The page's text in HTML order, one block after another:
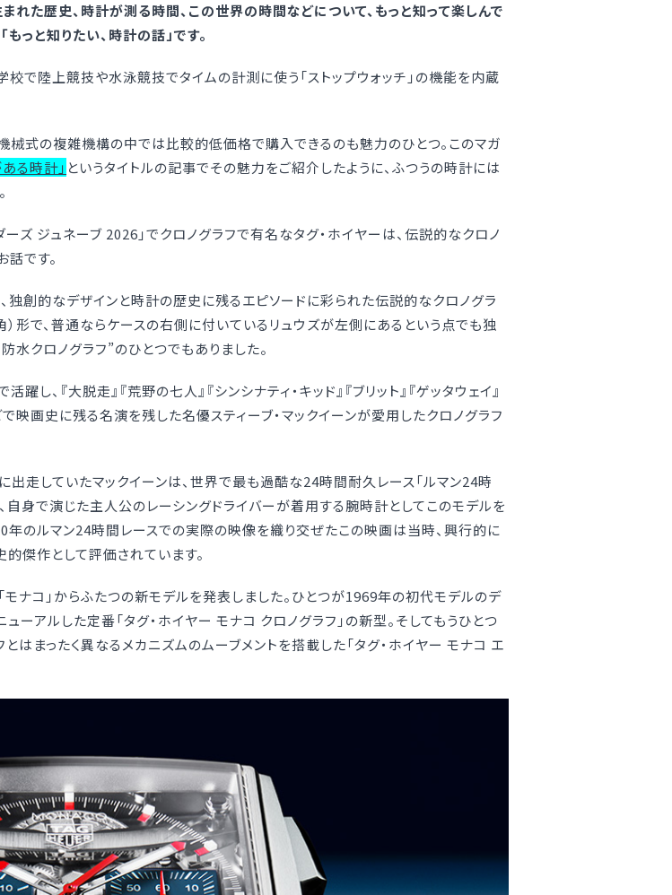
れた歴史、時計が測る時間、この世界の時間などについて、もっと知って楽しんで
っと知りたい、時計の話」です。
で陸上競技や水泳競技でタイムの計測に使う「ストップウォッチ」の機能を内蔵
械式の複雑機構の中では比較的低価格で購入できるのも魅力のひとつ。このマガ
ある時計」 というタイトルの記事でその魅力をご紹介したように、ふつうの時計には
ーズ ジュネーブ 2026」でクロノグラフで有名なタグ・ホイヤーは、伝説的なクロノ
です。
独創的なデザインと時計の歴史に残るエピソードに彩られた伝説的なクロノグラ
）形で、普通ならケースの右側に付いているリュウズが左側にあるという点でも独
クロノグラフ”のひとつでもありました。
、『大脱走』『荒野の七人』『シンシナティ・キッド』『ブリット』『ゲッタウェイ』
で映画史に残る名演を残した名優スティーブ・マックイーンが愛用したクロノグラフ
出走していたマックイーンは、世界で最も過酷な24時間耐久レース「ルマン24時
自身で演じた主人公のレーシングドライバーが着用する腕時計としてこのモデルを
のルマン24時間レースでの実際の映像を織り交ぜたこの映画は当時、興行的に
傑作として評価されています。
モナコ」からふたつの新モデルを発表しました。ひとつが1969年の初代モデルのデ
ーアルした定番「タグ・ホイヤー モナコ クロノグラフ」の新型。そしてもうひとつ
はまったく異なるメカニズムのムーブメントを搭載した「タグ・ホイヤー モナコ エ